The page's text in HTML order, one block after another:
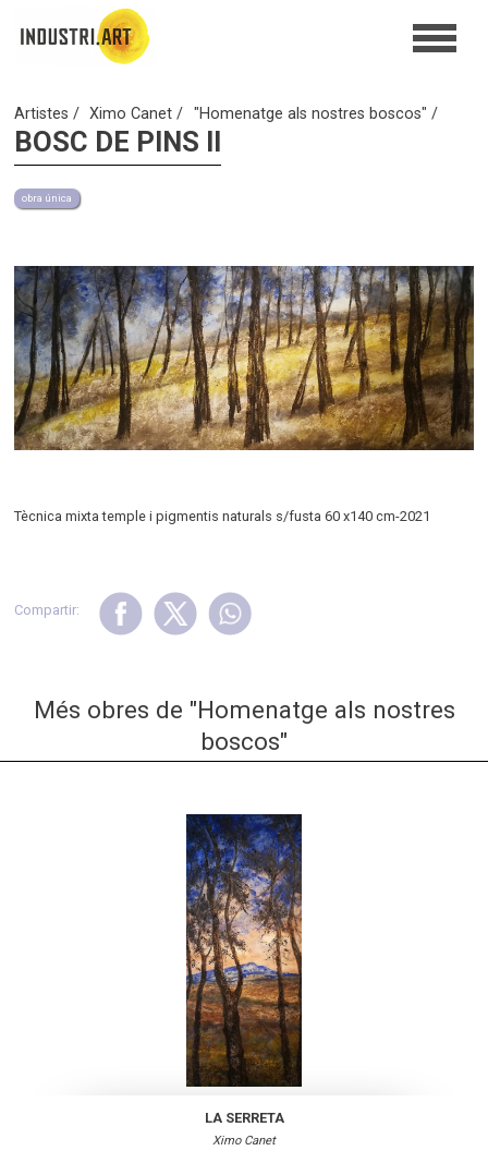
Artistes Ximo Canet "Homenatge als nostres boscos"
BOSC DE PINS II
obra única
Tècnica mixta temple i pigmentis naturals s/fusta 60 x140 cm-2021
Compartir:
Més obres de "Homenatge als nostres
boscos"
LA SERRETA
Ximo Canet